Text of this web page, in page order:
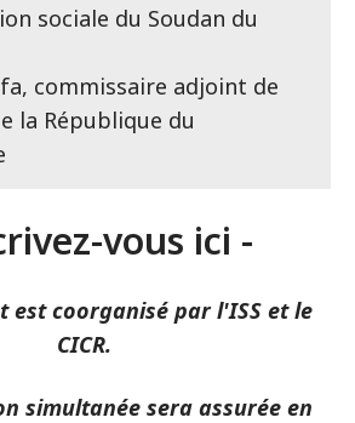
sociale du Soudan du
commissaire adjoint de
la République du
vous ici -
est coorganisé par l'ISS et le
CICR.
simultanée sera assurée en